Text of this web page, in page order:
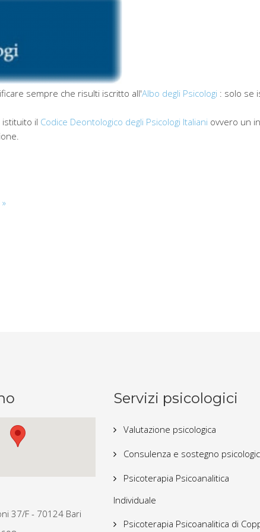
sempre che risulti iscritto all'Albo degli Psicologi : solo se
il Codice Deontologico degli Psicologi Italiani ovvero un
37/F - 70124 Bari
Servizi psicologici
Valutazione psicologica
Consulenza e sostegno
Psicoterapia Psicoanalitica
Individuale
Psicoterapia Psicoanalitica di